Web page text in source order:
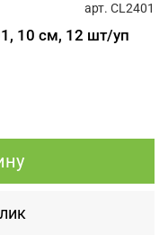
арт. CL2401
10 см, 12 шт/уп